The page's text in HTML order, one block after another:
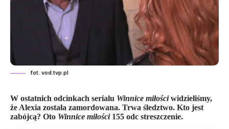
fot. vod.tvp.pl
W ostatnich odcinkach serialu Winnice miłościwidzieliśmy,
że Alexia została zamordowana. Trwa śledztwo. Kto jest
zabójcą? Oto Winnice miłości155 odc streszczenie.